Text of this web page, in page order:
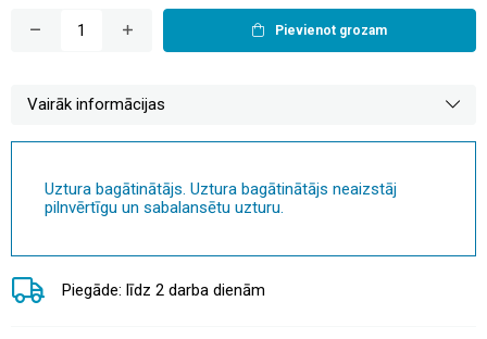
Pievienot grozam
Vairāk informācijas
Uztura bagātinātājs. Uztura bagātinātājs neaizstāj
pilnvērtīgu un sabalansētu uzturu.
Piegāde: līdz 2 darba dienām